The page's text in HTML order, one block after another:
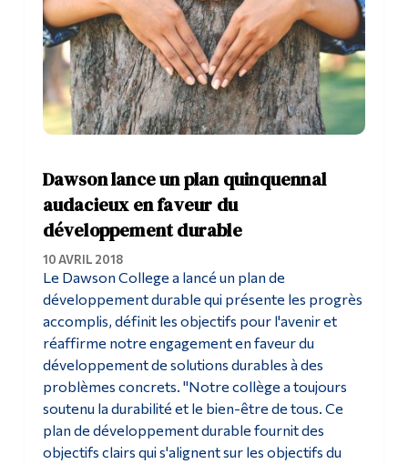
Dawson lance un plan quinquennal
audacieux en faveur du
développement durable
10 AVRIL 2018
Le Dawson College a lancé un plan de
développement durable qui présente les progrès
accomplis, définit les objectifs pour l'avenir et
réaffirme notre engagement en faveur du
développement de solutions durables à des
problèmes concrets. "Notre collège a toujours
soutenu la durabilité et le bien-être de tous. Ce
plan de développement durable fournit des
objectifs clairs qui s'alignent sur les objectifs du